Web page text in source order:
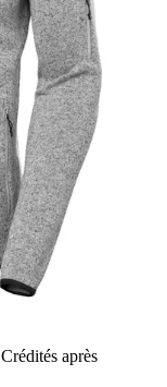
Crédités après